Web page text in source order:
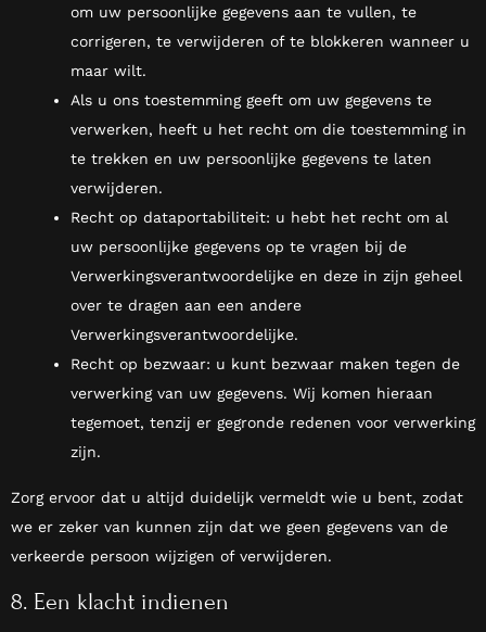
om uw persoonlijke gegevens aan te vullen, te
corrigeren, te verwijderen of te blokkeren wanneer u
maar wilt.
Als u ons toestemming geeft om uw gegevens te
verwerken, heeft u het recht om die toestemming in
te trekken en uw persoonlijke gegevens te laten
verwijderen.
Recht op dataportabiliteit: u hebt het recht om al
uw persoonlijke gegevens op te vragen bij de
Verwerkingsverantwoordelijke en deze in zijn geheel
over te dragen aan een andere
Verwerkingsverantwoordelijke.
Recht op bezwaar: u kunt bezwaar maken tegen de
verwerking van uw gegevens. Wij komen hieraan
tegemoet, tenzij er gegronde redenen voor verwerking
zijn.
Zorg ervoor dat u altijd duidelijk vermeldt wie u bent, zodat
we er zeker van kunnen zijn dat we geen gegevens van de
verkeerde persoon wijzigen of verwijderen.
8. Een klacht indienen